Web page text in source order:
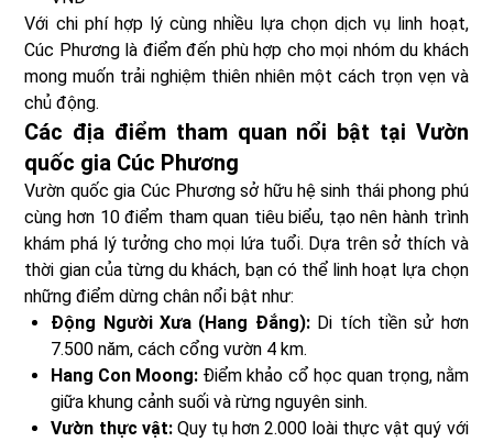
Với chi phí hợp lý cùng nhiều lựa chọn dịch vụ linh hoạt,
Cúc Phương là điểm đến phù hợp cho mọi nhóm du khách
mong muốn trải nghiệm thiên nhiên một cách trọn vẹn và
chủ động.
Các địa điểm tham quan nổi bật tại Vườn
quốc gia Cúc Phương
Vườn quốc gia Cúc Phương sở hữu hệ sinh thái phong phú
cùng hơn 10 điểm tham quan tiêu biểu, tạo nên hành trình
khám phá lý tưởng cho mọi lứa tuổi. Dựa trên sở thích và
thời gian của từng du khách, bạn có thể linh hoạt lựa chọn
những điểm dừng chân nổi bật như:
Động Người Xưa (Hang Đắng):Di tích tiền sử hơn
7.500 năm, cách cổng vườn 4 km.
Hang Con Moong: Điểm khảo cổ học quan trọng, nằm
giữa khung cảnh suối và rừng nguyên sinh.
Vườn thực vật:Quy tụ hơn 2.000 loài thực vật quý với